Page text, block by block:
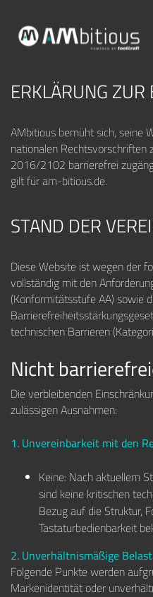
ERKLÄRUNG
AMbitious bemüht sich, seine
nationalen Rechtsvorschriften
2016/2102 barrierefrei
gilt für am-bitious.de.
STAND DER
Diese Website ist wegen der
vollständig mit den
(Konformitätsstufe AA) sowie
technischen Barrieren
Nicht
Die verbleibenden
zulässigen Ausnahmen:
1. Unvereinbarkeit mit den
Keine: Nach aktuellem
sind keine kritischen
Bezug auf die Struktur,
Tastaturbedienbarkeit
2. Unverhältnismäßige
Folgende Punkte werden
Markenidentität oder
ADDITIVE FERTIGUNG
SPRITZGUSS